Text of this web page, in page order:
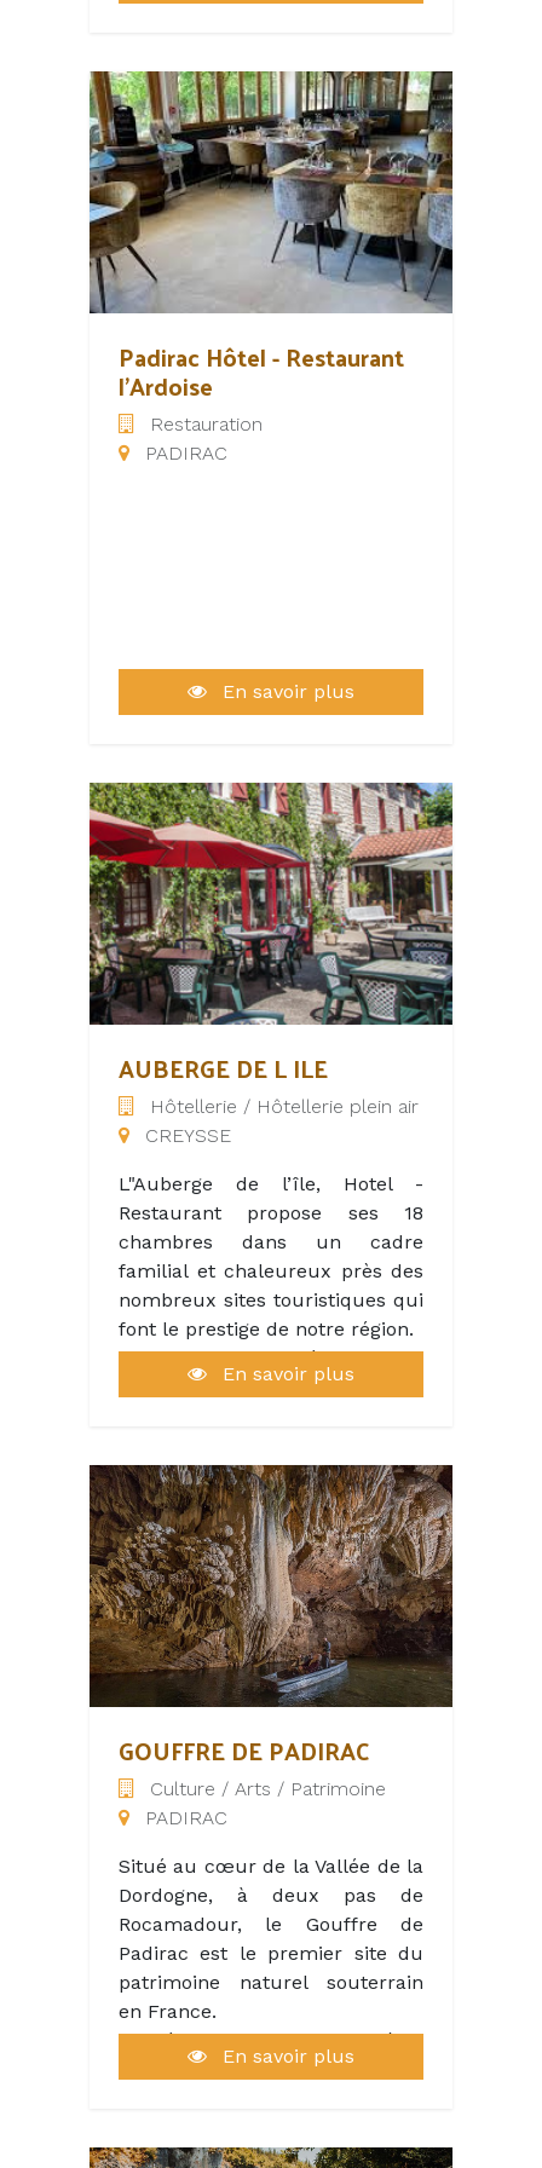
Padirac Hôtel - Restaurant
l'Ardoise
Restauration
PADIRAC
En savoir plus
AUBERGE DE L ILE
Hôtellerie / Hôtellerie plein air
CREYSSE
L"Auberge de l’île, Hotel -
Restaurant propose ses 18
chambres dans un cadre
familial et chaleureux près des
nombreux sites touristiques qui
font le prestige de notre région.
En cuisine, un éventail de
spécialités, de menus
saveur locale tentent les
visiteurs.
Une équipe de 7 personnes
œuvrent chaque jour pour
accueillir les touristes et les
guider dans leur dégustation
des produits locaux et les
visites des sites voisins, Creysse,
Martel, Rocamadour... Nature et
baignades dans la Dordogne,
canoë Kayak, vélos, VTT.. de
nombreuses activités pour tous.
En savoir plus
GOUFFRE DE PADIRAC
Culture / Arts / Patrimoine
PADIRAC
Situé au cœur de la Vallée de la
Dordogne, à deux pas de
Rocamadour, le Gouffre de
Padirac est le premier site du
patrimoine naturel souterrain
en France.
Cavité naturelle d’un diamètre
de 33 mètres et d’une
début des vacances de Pâques
En savoir plus